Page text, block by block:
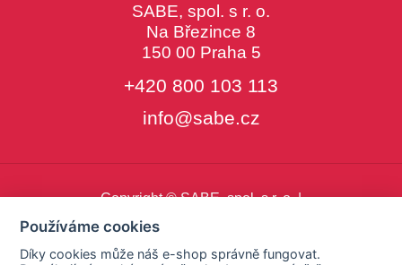
SABE, spol. s r. o.
Na Březince 8
150 00 Praha 5
+420 800 103 113
info@sabe.cz
Copyright © SABE, spol. s r. o. |
Používáme cookies
Díky cookies může náš e-shop správně fungovat.